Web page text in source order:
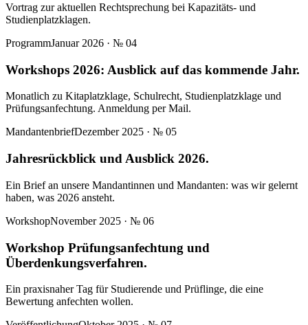
Vortrag zur aktuellen Rechtsprechung bei Kapazitäts- und
Studienplatzklagen.
ProgrammJanuar 2026 · № 04
Workshops 2026: Ausblick auf das kommende Jahr.
Monatlich zu Kitaplatzklage, Schulrecht, Studienplatzklage und
Prüfungsanfechtung. Anmeldung per Mail.
MandantenbriefDezember 2025 · № 05
Jahresrückblick und Ausblick 2026.
Ein Brief an unsere Mandantinnen und Mandanten: was wir gelernt
haben, was 2026 ansteht.
WorkshopNovember 2025 · № 06
Workshop Prüfungsanfechtung und
Überdenkungsverfahren.
Ein praxisnaher Tag für Studierende und Prüflinge, die eine
Bewertung anfechten wollen.